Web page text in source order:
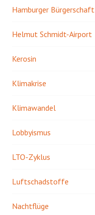
Hamburger Bürgerschaft
Helmut Schmidt-Airport
Kerosin
Klimakrise
Klimawandel
Lobbyismus
LTO-Zyklus
Luftschadstoffe
Nachtflüge